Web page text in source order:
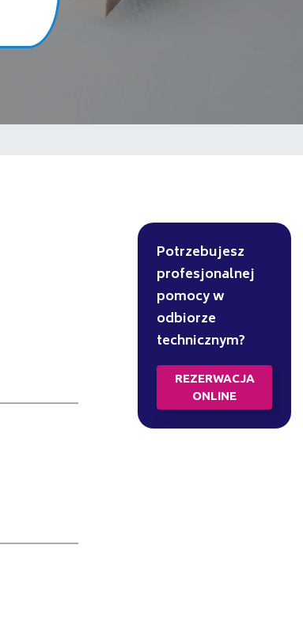
Potrzebujesz
profesjonalnej
pomocy w
odbiorze
technicznym?
REZERWACJA
ONLINE